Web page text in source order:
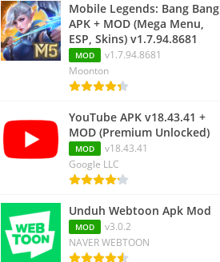
Mobile Legends: Bang Bang
APK + MOD (Mega Menu,
ESP, Skins) v1.7.94.8681
MOD
v1.7.94.8681
Moonton
YouTube APK v18.43.41 +
MOD (Premium Unlocked)
MOD
v18.43.41
Google LLC
Unduh Webtoon Apk Mod
MOD
v3.0.2
NAVER WEBTOON